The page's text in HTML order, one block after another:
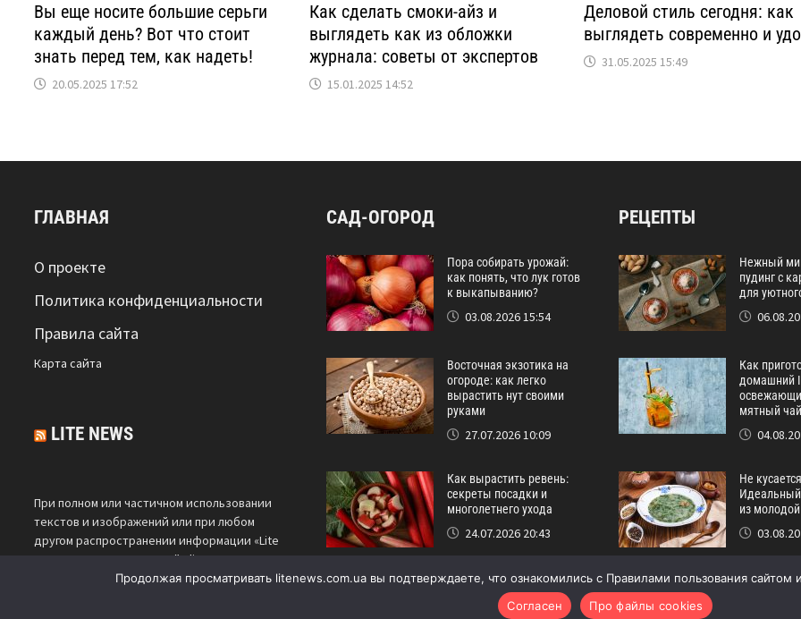
Вы еще носите большие серьги
каждый день? Вот что стоит
знать перед тем, как надеть!
20.05.2025 17:52
Как сделать смоки-айз и
выглядеть как из обложки
журнала: советы от экспертов
15.01.2025 14:52
Деловой стиль сегодня: как
выглядеть современно и
31.05.2025 15:49
ГЛАВНАЯ
О проекте
Политика конфиденциальности
Правила сайта
Карта сайта
LITE NEWS
При полном или частичном использовании
текстов и изображений или при любом
другом распространении информации «Lite
News» гиперссылка на сайтlitenews.com.ua
является обязательной.
САД-ОГОРОД
Пора собирать урожай:
как понять, что лук готов
к выкапыванию?
03.08.2026 15:54
Восточная экзотика на
огороде: как легко
вырастить нут своими
руками
27.07.2026 10:09
Как вырастить ревень:
секреты посадки и
многолетнего ухода
24.07.2026 20:43
РЕЦЕПТЫ
Нежный
пудинг с
для
Как
домашний
мятный чай
Не
Идеальный
из
Продолжая просматривать litenews.com.ua вы подтверждаете, что ознакомились с Правилами пользования сайтом
Согласен
Про файлы cookies